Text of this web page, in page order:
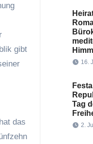
gibt
das
16.
Tag
2.